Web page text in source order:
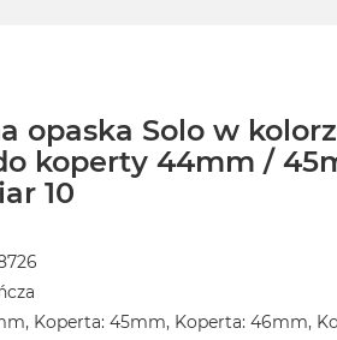
opaska Solo w
koperty 44mm /
10
Koperta: 45mm, Koperta: 46mm,